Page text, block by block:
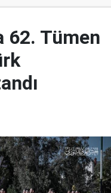
62. Tümen